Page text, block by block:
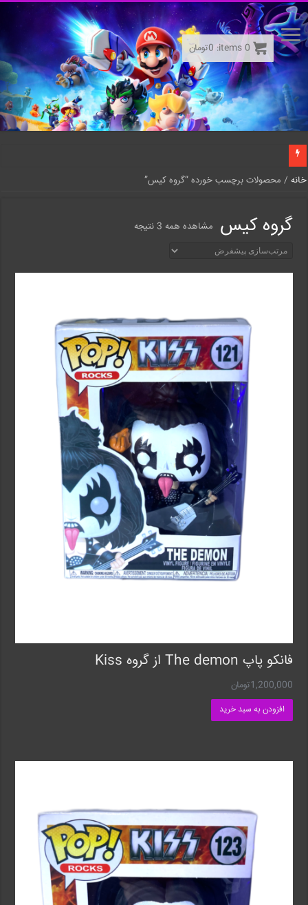
خانه / محصولات برچسب خورده “گروه کیس”
گروه کیس مشاهده همه 3 نتیجه
فانکو پاپ The demon از گروه Kiss
1,200,000تومان
افزودن به سبد خرید
0
items:
0تومان